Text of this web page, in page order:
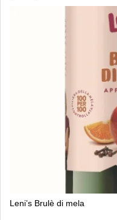
Leni’s Brulè di mela